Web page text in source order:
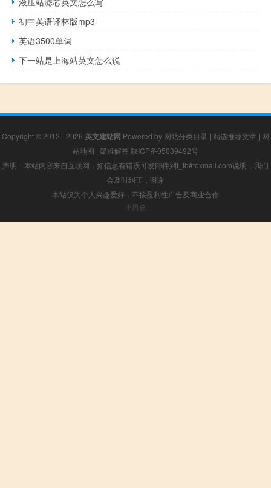
初中英语译林版mp3
英语3500单词
下一站是上海站英文怎么说
Copyright © 2012 - 2026 英文建站网 Powered by 网站分类目录 | 精选推荐文章 | 网
站地图 | 疑难解答 陕ICP备05039492号
声明：本站内容来自互联网，如信息有错误可发邮件到f_fb#foxmail.com说明，我们
会及时纠正，谢谢
本站仅为个人兴趣爱好，不接盈利性广告及商业合作
小男孩